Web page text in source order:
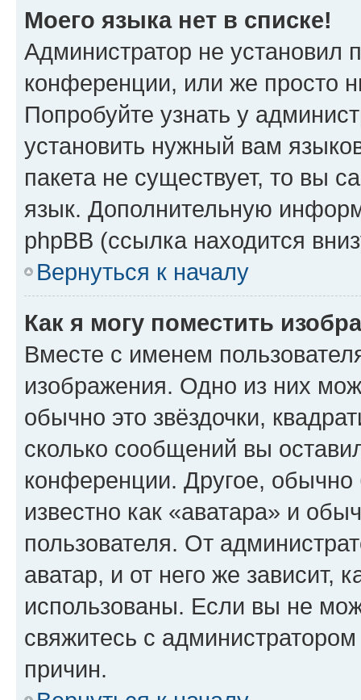
Моего языка нет в списке!
Администратор не установил
конференции, или же просто
Попробуйте узнать у
установить нужный вам
пакета не существует, то вы
язык. Дополнительную
phpBB (ссылка находится
Вернуться к началу
Как я могу поместить
Вместе с именем
изображения. Одно из них
обычно это звёздочки,
сколько сообщений вы
конференции. Другое,
известно как «аватара» и
пользователя. От
аватар, и от него же зависит,
использованы. Если вы не
свяжитесь с
причин.